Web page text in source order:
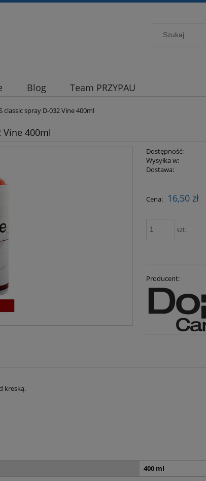
Blog Team PRZYPAU
classic spray D-032 Vine 400ml
Vine 400ml
Dostępność:
Wysyłka w:
Dostawa:
płatnościCena: 16,50 zł
szt.
Producent:
kreską.
400 ml